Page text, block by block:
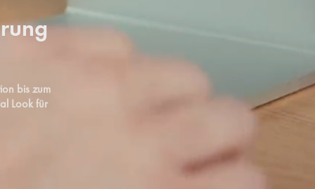
bis zum
Look für